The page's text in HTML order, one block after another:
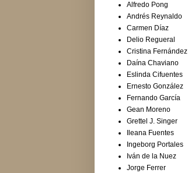
Alfredo Pong
Andrés Reynaldo
Carmen Díaz
Delio Regueral
Cristina Fernández
Daína Chaviano
Eslinda Cifuentes
Ernesto González
Fernando García
Gean Moreno
Grettel J. Singer
Ileana Fuentes
Ingeborg Portales
Iván de la Nuez
Jorge Ferrer